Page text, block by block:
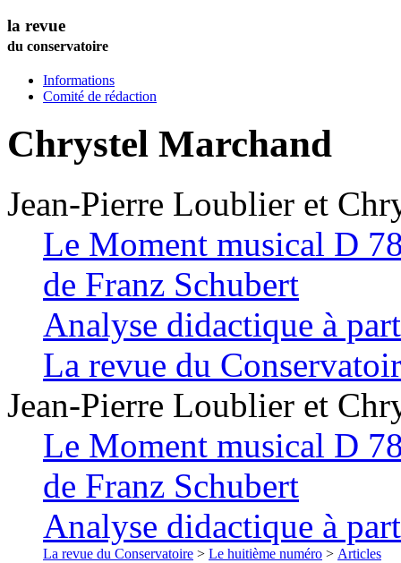
la revue
du conservatoire
Informations
Comité de rédaction
Chrystel Marchand
Jean-Pierre Loublier et
Le Moment musical D
de Franz Schubert
Analyse didactique à
La revue du
Jean-Pierre Loublier et
Le Moment musical D
de Franz Schubert
Analyse didactique à
La revue du Conservatoire > Le huitième numéro > Articles